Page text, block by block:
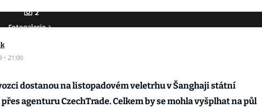
2
Fotogalerie
· 21:00
dostanou na listopadovém veletrhu v Šanghaji státní
agenturu CzechTrade. Celkem by se mohla vyšplhat na půl